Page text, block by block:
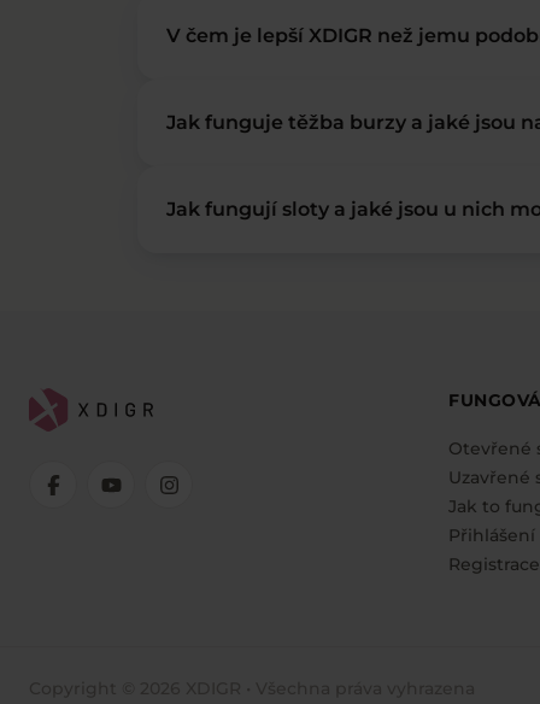
V čem je lepší XDIGR než jemu
Jak funguje těžba burzy a jaké jsou
Jak fungují sloty a jaké jsou u nich
Otevřené
Uzavřené
Jak to
Přihlášení
Registrace